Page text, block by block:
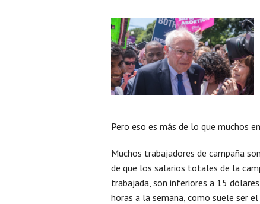
Pero eso es más de lo que muchos
Muchos trabajadores de campaña
de que los salarios totales de la
trabajada, son inferiores a 15
horas a la semana, como suele ser